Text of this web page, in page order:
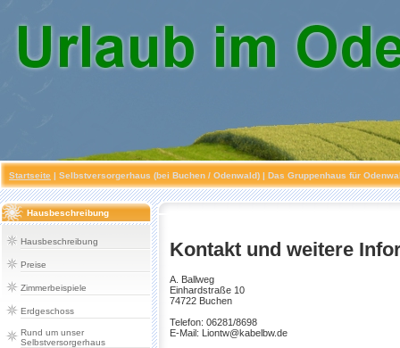
Startseite | Selbstversorgerhaus (bei Buchen / Odenwald) | Das Gruppenhaus für
Hausbeschreibung
Hausbeschreibung
Preise
Zimmerbeispiele
Erdgeschoss
Rund um unser
Selbstversorgerhaus
Kontakt und weitere
A. Ballweg
Einhardstraße 10
74722 Buchen
Telefon: 06281/8698
E-Mail: Liontw@kabelbw.de